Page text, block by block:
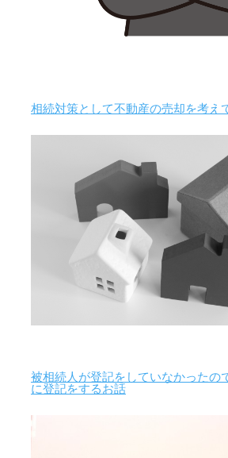
相続対策として不動産の売却を考え
被相続人が登記をしていなかったの
に登記をするお話